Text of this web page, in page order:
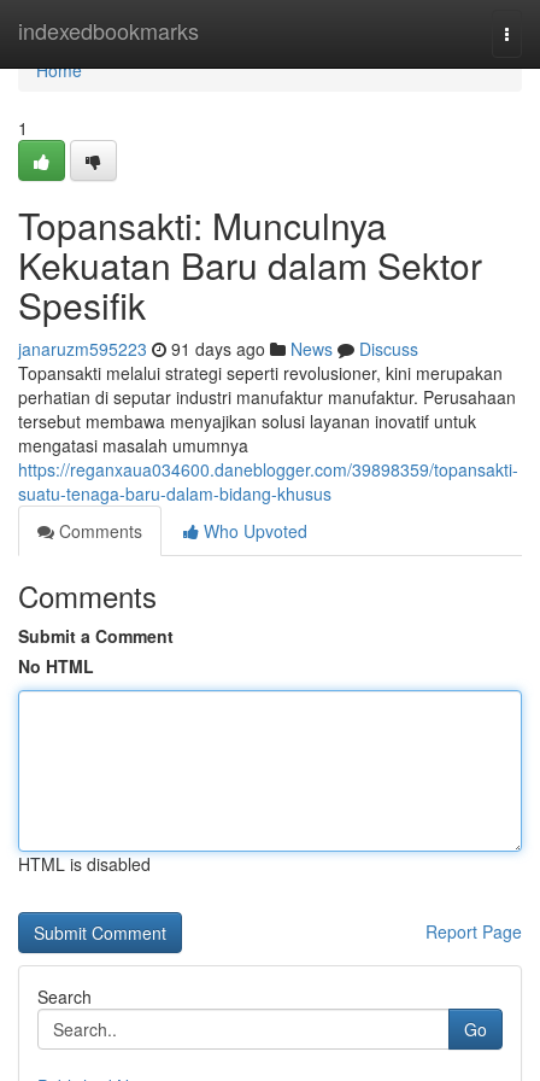
indexedbookmarks
Home
Home
1
Topansakti: Munculnya
Kekuatan Baru dalam Sektor
Spesifik
janaruzm595223 91 days ago News
Discuss
Topansakti melalui strategi seperti revolusioner, kini merupakan
perhatian di seputar industri manufaktur manufaktur. Perusahaan
tersebut membawa menyajikan solusi layanan inovatif untuk
mengatasi masalah umumnya
https://reganxaua034600.daneblogger.com/39898359/topansakti-
suatu-tenaga-baru-dalam-bidang-khusus
Comments
Who Upvoted
Comments
Submit a Comment
No HTML
HTML is disabled
Report Page
Search
Go